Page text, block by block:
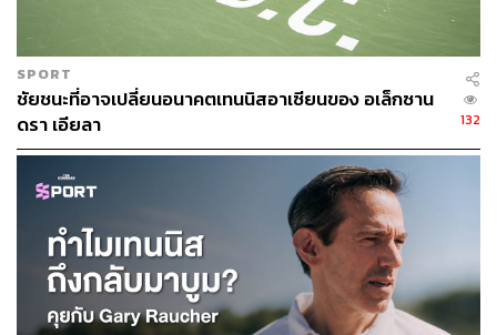
อย่างไรก็ดี สำหรับโอซากะ ไม่ว่าจะเกิดอะไรขึ้นก็ตาม
สำหรับเธอแล้วการได้สวมกอดกับเซเรนาที่หน้าเน็ตหลังจบ
การแข่งขันเป็นช่วงเวลาแสนวิเศษที่ทำให้เธอได้รู้สึกเหมือน
กลับไปเป็นเด็กอีกครั้ง และไม่มีใครจะพรากความทรงจำครั้ง
นี้ไปจากเธอได้
แต่ความสำเร็จที่ยิ่งใหญ่ในครั้งนั้นกลับกลายเป็นปัญหาของ
โอซากะ เพราะฝีมือในการเล่นของเธอโตเกินกว่าสภาพจิตใจ
จะรับไหว ซึ่งทำให้เธอถึงขั้นเคยเปลี่ยนโค้ชและบอกว่า
ชัยชนะไม่ใช่ทุกสิ่งทุกอย่างสำหรับเธอ
SPORT
ชัยชนะที่อาจเปลี่ยนอนาคตเทนนิสอาเซียนของ อเล็กซาน
ดรา เอียลา
132